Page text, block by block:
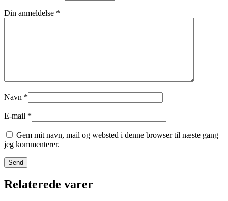
Din anmeldelse *
Navn *
E-mail *
Gem mit navn, mail og websted i denne browser til næste gang
jeg kommenterer.
Relaterede varer